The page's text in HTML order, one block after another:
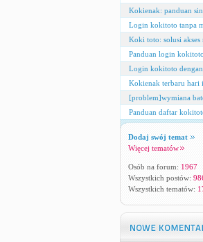
Kokienak: panduan
Login kokitoto tanpa
Koki toto: solusi akses
Panduan login
Login kokitoto
Kokienak terbaru hari
[problem]wymiana
Panduan daftar
Dodaj swój temat
Więcej tematów
Osób na forum: 1967
Wszystkich postów:
Wszystkich tematów: